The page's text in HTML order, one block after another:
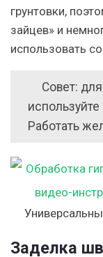
грунтовки,
зайцев» и
использовать
Совет:
Работать
Заделка